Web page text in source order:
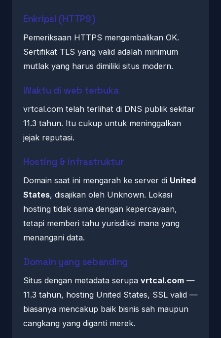
Enkripsi (HTTPS)
Pemeriksaan HTTPS mengembalikan OK.
Sertifikat TLS yang valid adalah minimum
mutlak yang harus dimiliki situs modern.
Waktu di web terbuka
vrtcal.com telah terlihat di DNS publik sekitar
11.3 tahun. Itu cukup untuk meninggalkan
jejak reputasi.
Hosting & infrastruktur
Domain saat ini mengarah ke server di United
States, disajikan oleh Unknown. Lokasi
hosting tidak sama dengan kepercayaan,
tetapi memberi tahu yurisdiksi mana yang
menangani data.
Domain yang sebanding
Situs dengan metadata serupa vrtcal.com —
11.3 tahun, hosting United States, SSL valid —
biasanya mencakup baik bisnis sah maupun
cangkang yang diganti merek.